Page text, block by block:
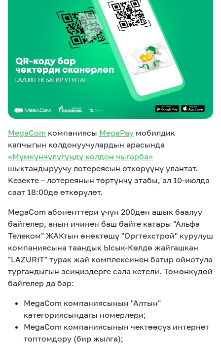
Кызматтар Көңүл ачуучу Соц. тармактар
SMS
Номерди тандоо SIM жеткирүү
MEGAда иште
Өнөктөштөргө
Офис картасы
жана каптоо
Кызмат көрсөтүүлөр
MegaTV MegaPay MegaKassa
MegaCom компаниясы MegaPay мобилдик
капчыгын колдонуучулардын арасында
«Мүмкүнчүлүгүңдү колдон чыгарба»
шыктандыруучу лотереясын өткөрүүнү улантат.
Кезекте – лотереянын төртүнчү этабы, ал 10-июлда
саат 18:00дө өткөрүлөт.
MegaCom абоненттери үчүн 200дөн ашык баалуу
байгелер, анын ичинен баш байге катары "Альфа
Телеком" ЖАКтын өнөктөшү "Оргтехстрой" курулуш
компаниясына таандык Ысык-Көлдө жайгашкан
"LAZURIT" турак жай комплексинен батир ойнотула
тургандыгын эсиңиздерге сала кетели. Төмөнкүдөй
байгелер да бар:
MegaCom компаниясынын "Алтын"
категориясындагы номерлери;
MegaCom компаниясынын чектөөсүз интернет
топтомдору (бир жылга);